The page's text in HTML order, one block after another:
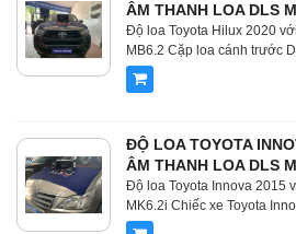
ÂM THANH LOA DLS
Độ loa Toyota Hilux 2020
MB6.2 Cặp loa cánh trước
ĐỘ LOA TOYOTA
ÂM THANH LOA DLS
Độ loa Toyota Innova 2015
MK6.2i Chiếc xe Toyota